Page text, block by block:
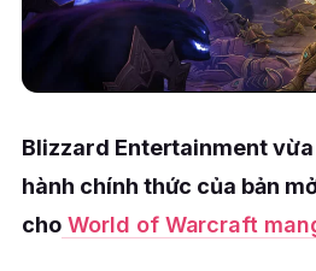
Blizzard Entertainment
hành chính thức của bản
choWorld of Warcraft